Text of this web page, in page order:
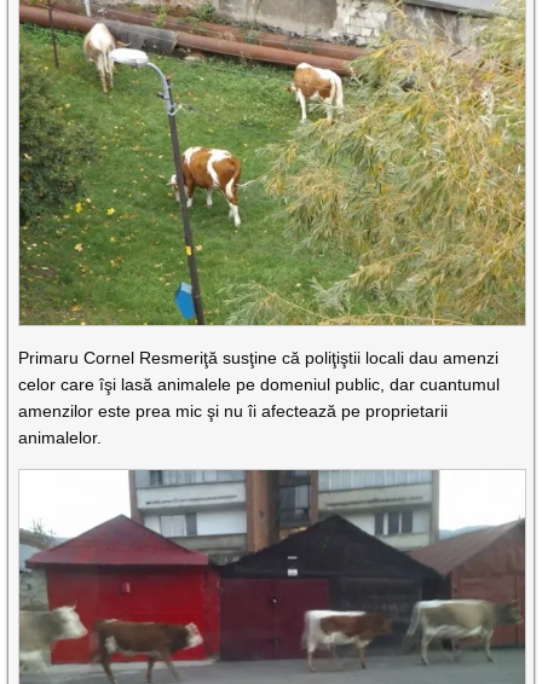
Primaru Cornel Resmeriţă susţine că poliţiştii locali dau amenzi
celor care îşi lasă animalele pe domeniul public, dar cuantumul
amenzilor este prea mic şi nu îi afectează pe proprietarii
animalelor.